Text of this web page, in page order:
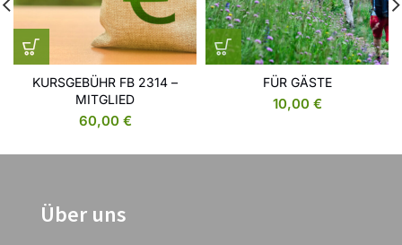
KURSGEBÜHR FB 2314 –
MITGLIED
60,00 €
FÜR GÄSTE
10,00 €
Über uns